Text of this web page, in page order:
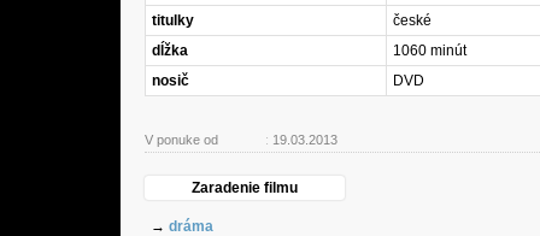
titulky
české
dĺžka
1060 minút
nosič
DVD
V ponuke od : 19.03.2013
Zaradenie filmu
→ dráma